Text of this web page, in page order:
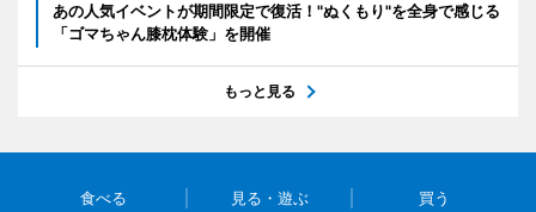
あの人気イベントが期間限定で復活！"ぬくもり"を全身で感じる
「ゴマちゃん膝枕体験」を開催
もっと見る
食べる 見る・遊ぶ 買う